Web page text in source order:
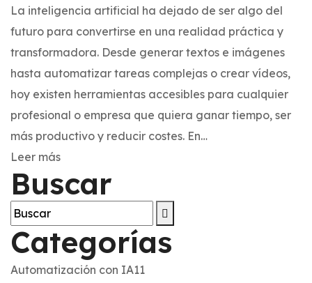
La inteligencia artificial ha dejado de ser algo del
futuro para convertirse en una realidad práctica y
transformadora. Desde generar textos e imágenes
hasta automatizar tareas complejas o crear vídeos,
hoy existen herramientas accesibles para cualquier
profesional o empresa que quiera ganar tiempo, ser
más productivo y reducir costes. En…
Leer más
Buscar
Categorías
Automatización con IA11